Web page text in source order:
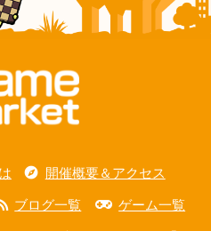
開催概要＆アクセス
ブログ一覧 ゲーム一覧